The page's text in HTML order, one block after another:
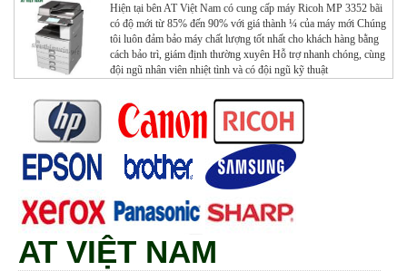
Hiện tại bên AT Việt Nam có cung cấp máy Ricoh MP 3352 bãi
có độ mới từ 85% đến 90% với giá thành ¼ của máy mới Chúng
tôi luôn đảm bảo máy chất lượng tốt nhất cho khách hàng bằng
cách bảo trì, giám định thường xuyên Hỗ trợ nhanh chóng, cùng
đội ngũ nhân viên nhiệt tình và có đội ngũ kỹ thuật
AT VIỆT NAM